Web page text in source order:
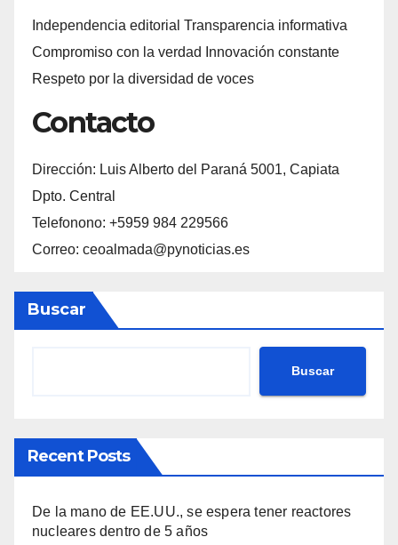
Independencia editorial Transparencia informativa
Compromiso con la verdad Innovación constante
Respeto por la diversidad de voces
Contacto
Dirección: Luis Alberto del Paraná 5001, Capiata
Dpto. Central
Telefonono: +5959 984 229566
Correo: ceoalmada@pynoticias.es
Buscar
Buscar
Recent Posts
De la mano de EE.UU., se espera tener reactores
nucleares dentro de 5 años